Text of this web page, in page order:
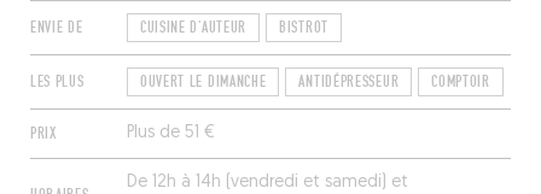
ENVIE DE CUISINE D'AUTEUR BISTROT
LES PLUS OUVERT LE DIMANCHE ANTIDÉPRESSEUR COMPTOIR
PRIX Plus de 51 €
De 12h à 14h (vendredi et samedi) et